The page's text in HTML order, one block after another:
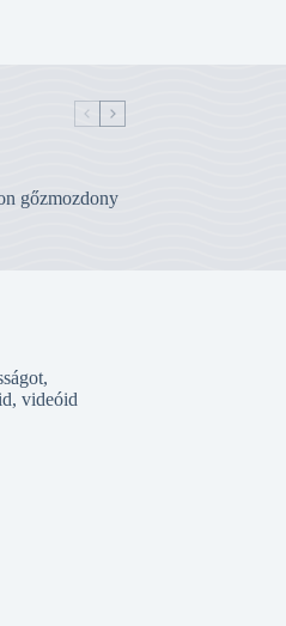
gőzmozdony
videóid